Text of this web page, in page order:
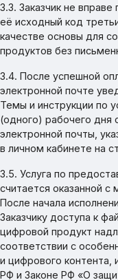
3.3. Заказчик не
её исходный код
качестве основы для
продуктов без
3.4. После успешной
электронной почте
Темы и инструкции по
(одного) рабочего дня
электронной почты,
в личном кабинете на
3.5. Услуга по
считается оказанной с
После начала
Заказчику доступа к
цифровой продукт
соответствии с
и цифрового
РФ и Законе РФ «О